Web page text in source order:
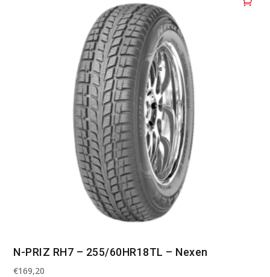
N-PRIZ RH7 – 255/60HR18TL – Nexen
€169,20